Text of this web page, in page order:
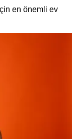
en önemli ev